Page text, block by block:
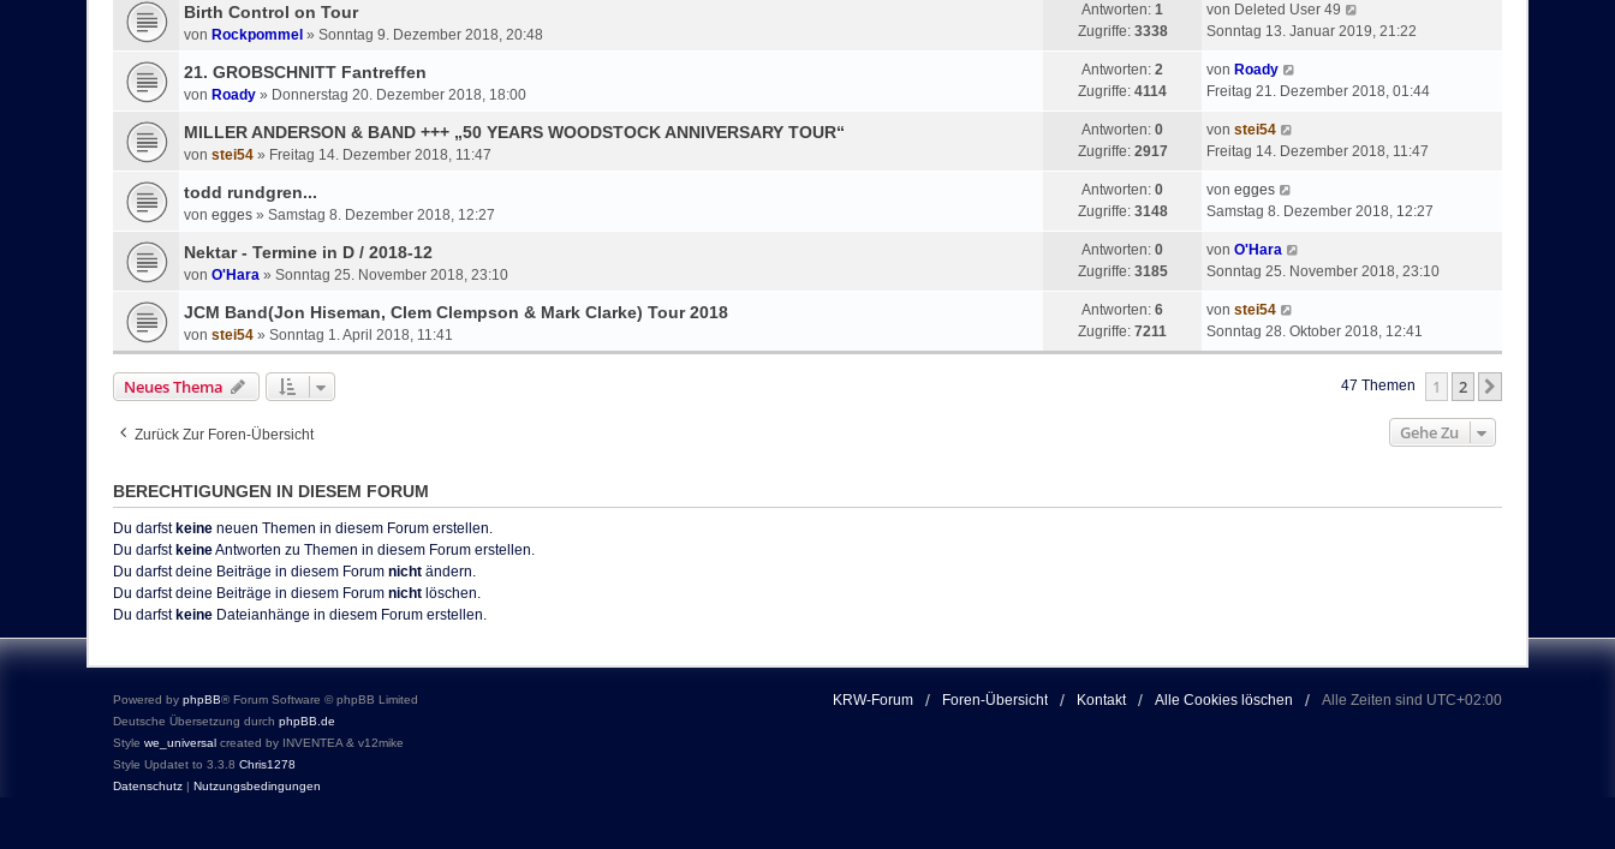
Birth Control on Tour
von Rockpommel » Sonntag 9. Dezember 2018, 20:48
Antworten: 1
Zugriffe: 3338
von Deleted User 49
Sonntag 13. Januar 2019, 21:22
21. GROBSCHNITT Fantreffen
von Roady » Donnerstag 20. Dezember 2018, 18:00
Antworten: 2
Zugriffe: 4114
von Roady
Freitag 21. Dezember 2018, 01:44
MILLER ANDERSON & BAND +++ „50 YEARS WOODSTOCK ANNIVERSARY TOUR“
von stei54 » Freitag 14. Dezember 2018, 11:47
Antworten: 0
Zugriffe: 2917
von stei54
Freitag 14. Dezember 2018, 11:47
todd rundgren...
von egges » Samstag 8. Dezember 2018, 12:27
Antworten: 0
Zugriffe: 3148
von egges
Samstag 8. Dezember 2018, 12:27
Nektar - Termine in D / 2018-12
von O'Hara » Sonntag 25. November 2018, 23:10
Antworten: 0
Zugriffe: 3185
von O'Hara
Sonntag 25. November 2018, 23:10
JCM Band(Jon Hiseman, Clem Clempson & Mark Clarke) Tour 2018
von stei54 » Sonntag 1. April 2018, 11:41
Antworten: 6
Zugriffe: 7211
von stei54
Sonntag 28. Oktober 2018, 12:41
Neues Thema 47 Themen 1 2
Zurück Zur Foren-Übersicht Gehe Zu
BERECHTIGUNGEN IN DIESEM FORUM
Du darfst keine neuen Themen in diesem Forum erstellen.
Du darfst keineAntworten zu Themen in diesem Forum erstellen.
Du darfst deine Beiträge in diesem Forum nicht ändern.
Du darfst deine Beiträge in diesem Forum nicht löschen.
Du darfst keine Dateianhänge in diesem Forum erstellen.
KRW-Forum Foren-Übersicht Kontakt Alle Cookies löschen Alle Zeiten sind UTC+02:00
Powered by phpBB® Forum Software © phpBB Limited
Deutsche Übersetzung durch phpBB.de
Style we_universal created by INVENTEA & v12mike
Style Updatet to 3.3.8 Chris1278
Datenschutz | Nutzungsbedingungen